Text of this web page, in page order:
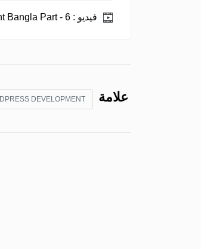
فيديو :
علامة DEVELOPMENT